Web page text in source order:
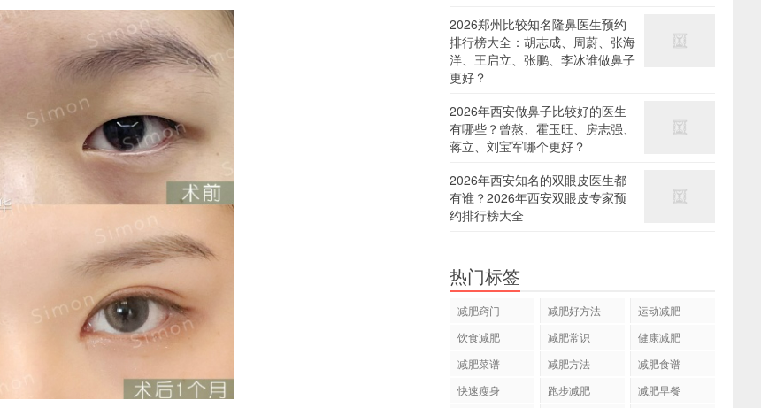
2026郑州比较知名隆鼻医生预约
排行榜大全：胡志成、周蔚、张海
洋、王启立、张鹏、李冰谁做鼻子
更好？
2026年西安做鼻子比较好的医生
有哪些？曾熬、霍玉旺、房志强、
蒋立、刘宝军哪个更好？
2026年西安知名的双眼皮医生都
有谁？2026年西安双眼皮专家预
约排行榜大全
热门标签
减肥窍门 减肥好方法
运动减肥
饮食减肥
减肥常识
健康减肥
减肥菜谱
减肥方法
减肥食谱
快速瘦身
跑步减肥
减肥早餐